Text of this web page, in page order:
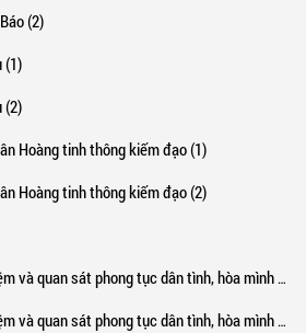
(2)
(1)
(2)
Hoàng tinh thông kiếm đạo (1)
Hoàng tinh thông kiếm đạo (2)
quan sát phong tục dân tình, hòa mình cùng chúng dân (1)
quan sát phong tục dân tình, hòa mình cùng chúng dân (2)